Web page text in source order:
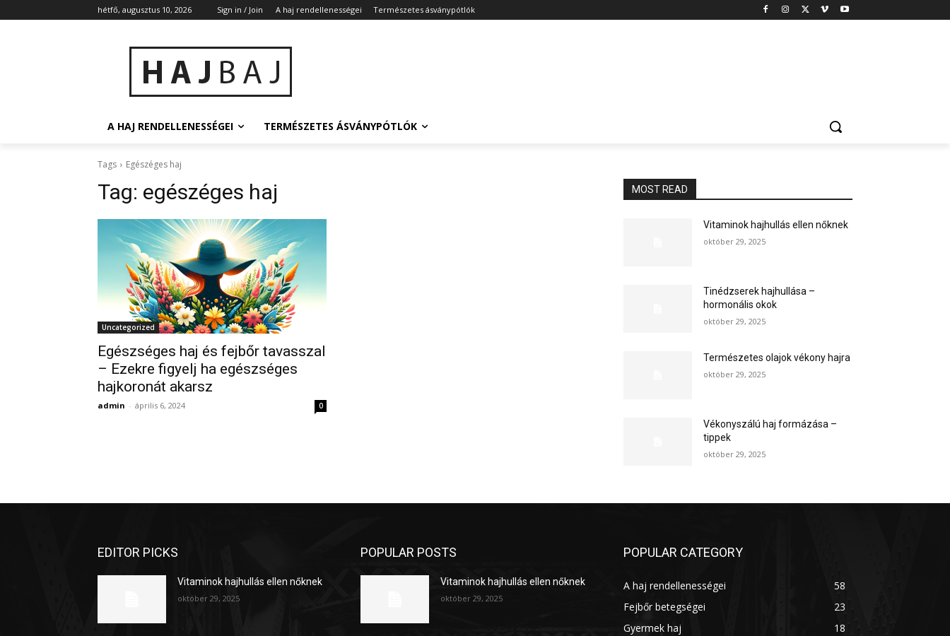
hétfő, augusztus 10, 2026 Sign in / Join A haj rendellenességei Természetes ásványpótlók
A HAJ RENDELLENESSÉGEI TERMÉSZETES ÁSVÁNYPÓTLÓK
Tags Egészéges haj
Tag: egészéges haj
Uncategorized
Egészséges haj és fejbőr tavasszal
– Ezekre figyelj ha egészséges
hajkoronát akarsz
admin - április 6, 2024 0
MOST READ
Vitaminok hajhullás ellen nőknek
október 29, 2025
Tinédzserek hajhullása –
hormonális okok
október 29, 2025
Természetes olajok vékony hajra
október 29, 2025
Vékonyszálú haj formázása –
tippek
október 29, 2025
EDITOR PICKS
Vitaminok hajhullás ellen nőknek
október 29, 2025
POPULAR POSTS
Vitaminok hajhullás ellen nőknek
október 29, 2025
POPULAR CATEGORY
A haj rendellenességei
58
Fejbőr betegségei
23
Gyermek haj
18